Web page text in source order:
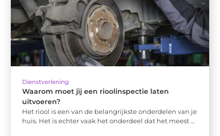
Dienstverlening
Waarom moet jij een rioolinspectie laten
uitvoeren?
Het riool is een van de belangrijkste onderdelen van je
huis. Het is echter vaak het onderdeel dat het meest ...